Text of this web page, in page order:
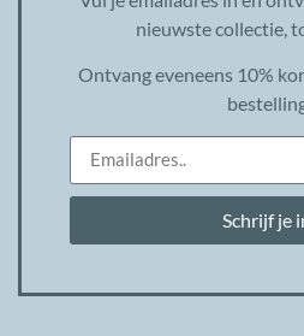
nieuwste collectie,
Ontvang eveneens 10%
Schrijf je